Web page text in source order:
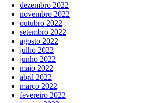
dezembro 2022
novembro 2022
outubro 2022
setembro 2022
agosto 2022
julho 2022
junho 2022
maio 2022
abril 2022
março 2022
fevereiro 2022